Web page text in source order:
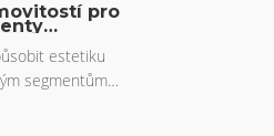
koberec, který má
koupíte levný
pro
cílové
estetiku
segmentům